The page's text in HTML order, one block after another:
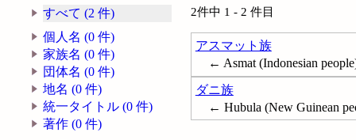
すべて (2 件)
個人名 (0 件)
家族名 (0 件)
団体名 (0 件)
地名 (0 件)
統一タイトル (0 件)
著作 (0 件)
2件中 1 - 2 件目
アスマット族
← Asmat (Indonesian
ダニ族
← Hubula (New Guinean